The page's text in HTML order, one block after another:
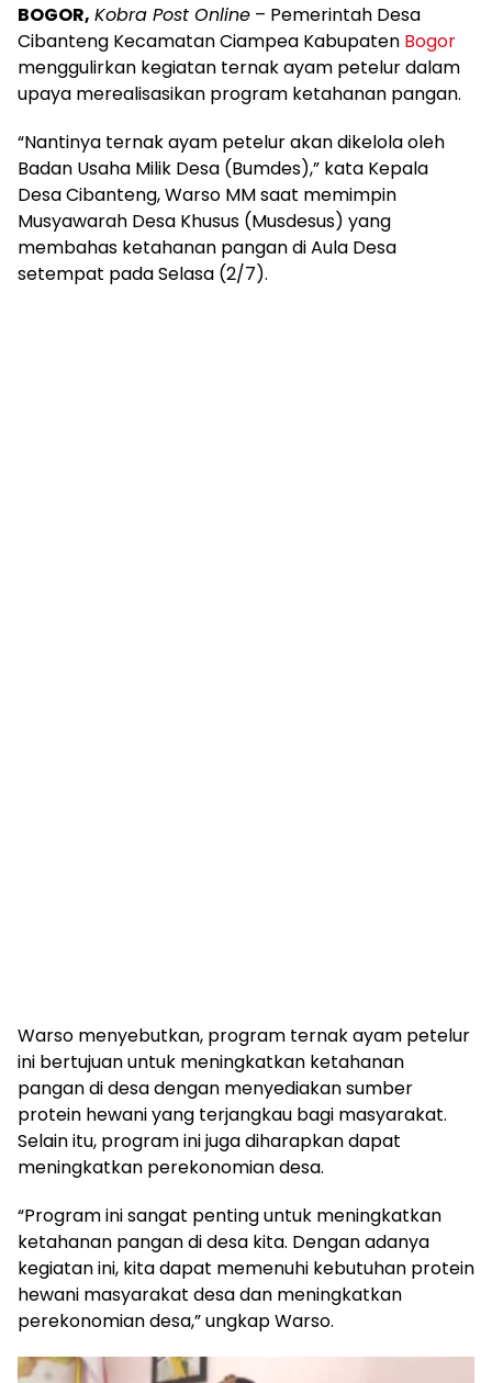
BOGOR, Kobra Post Online – Pemerintah Desa
Cibanteng Kecamatan Ciampea Kabupaten Bogor
menggulirkan kegiatan ternak ayam petelur dalam
upaya merealisasikan program ketahanan pangan.
“Nantinya ternak ayam petelur akan dikelola oleh
Badan Usaha Milik Desa (Bumdes),” kata Kepala
Desa Cibanteng, Warso MM saat memimpin
Musyawarah Desa Khusus (Musdesus) yang
membahas ketahanan pangan di Aula Desa
setempat pada Selasa (2/7).
Warso menyebutkan, program ternak ayam petelur
ini bertujuan untuk meningkatkan ketahanan
pangan di desa dengan menyediakan sumber
protein hewani yang terjangkau bagi masyarakat.
Selain itu, program ini juga diharapkan dapat
meningkatkan perekonomian desa.
“Program ini sangat penting untuk meningkatkan
ketahanan pangan di desa kita. Dengan adanya
kegiatan ini, kita dapat memenuhi kebutuhan protein
hewani masyarakat desa dan meningkatkan
perekonomian desa,” ungkap Warso.